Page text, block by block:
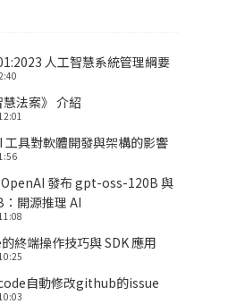
人工智慧系統管理綱要
法案》 介紹
工具對軟體開發與架構的影響
發布 gpt-oss-120B 與
開源推理 AI
終端操作技巧與 SDK 應用
自動修改github的issue